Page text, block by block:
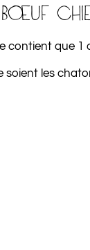
BŒUF
contient que 1
les